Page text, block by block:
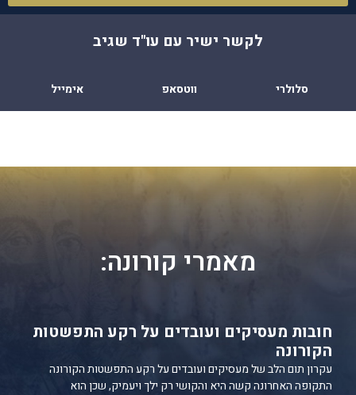
לקשר ישיר עם עו"ד שגיב
סלולרי ווטסאפ אימייל
מאמרי קורונה:
חובות מעסיקים ועובדים על רקע התפשטות
הקורונה
עקרון תום הלב של מעסיקים ועובדים על רקע התפשטות הקורונה
התקופה האחרונה קשה היא והקושי רק ילך ויעמיק, שכן הוא